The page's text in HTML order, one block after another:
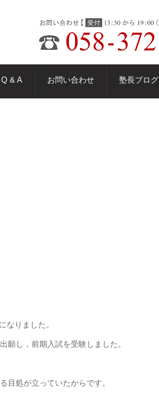
Q & A お問い合わせ 塾長ブログ
なりました。
し，前期入試を受験しました。
目処が立っていたからです。